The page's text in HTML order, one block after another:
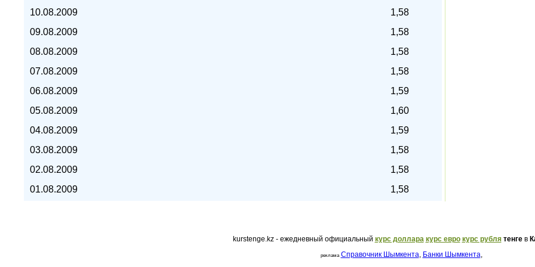
курс евро, курс рубля -
10.08.2009
1,58
09.08.2009
1,58
08.08.2009
1,58
07.08.2009
1,58
06.08.2009
1,59
05.08.2009
1,60
04.08.2009
1,59
03.08.2009
1,58
02.08.2009
1,58
01.08.2009
1,58
kurstenge.kz - ежедневный официальный курс доллара курс евро курс рубля тенгев
реклама Справочник Шымкента, Банки Шымкента,